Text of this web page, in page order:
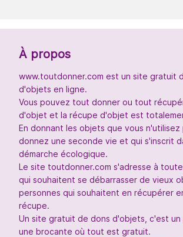
À propos
www.toutdonner.com est un site gratuit
d'objets en ligne.
Vous pouvez tout donner ou tout
d'objet et la récupe d'objet est
En donnant les objets que vous n'utilisez
donnez une seconde vie et qui s'inscrit
démarche écologique.
Le site toutdonner.com s'adresse à
qui souhaitent se débarrasser de vieux
personnes qui souhaitent en récupérer
récupe.
Un site gratuit de dons d'objets, c'est un
une brocante où tout est gratuit.